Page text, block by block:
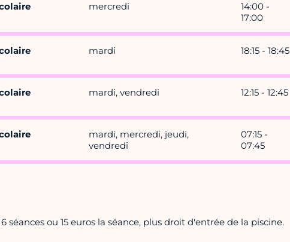
mercredi
14:00 -
17:00
mardi 18:15 - 18:45
mardi, vendredi 12:15 - 12:45
mardi, mercredi, jeudi,
vendredi
07:15 -
07:45
séances ou 15 euros la séance, plus droit d'entrée de la piscine.